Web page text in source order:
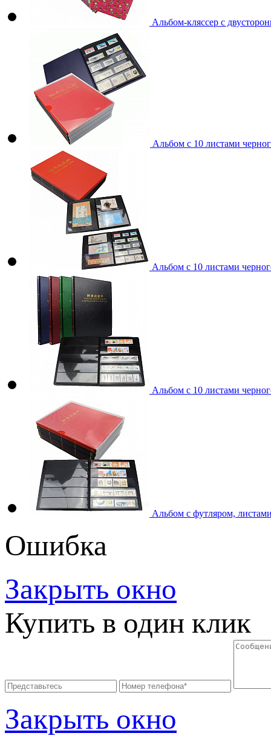
Альбом-кляссер с
Альбом с 10 листами
Альбом с 10 листами
Альбом с 10 листами
Альбом с футляром,
Ошибка
Закрыть окно
Купить в один клик
Закрыть окно